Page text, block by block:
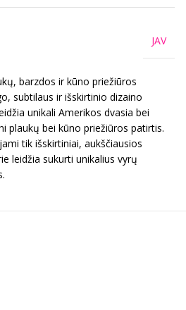
JAV
barzdos ir kūno priežiūros
subtilaus ir išskirtinio dizaino
unikali Amerikos dvasia bei
plaukų bei kūno priežiūros patirtis.
tik išskirtiniai, aukščiausios
leidžia sukurti unikalius vyrų